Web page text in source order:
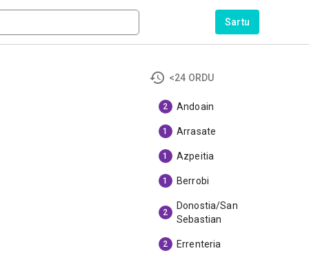
Sartu
<24 ORDU
2 Andoain
1 Arrasate
1 Azpeitia
1 Berrobi
2
Donostia/San
Sebastian
2 Errenteria